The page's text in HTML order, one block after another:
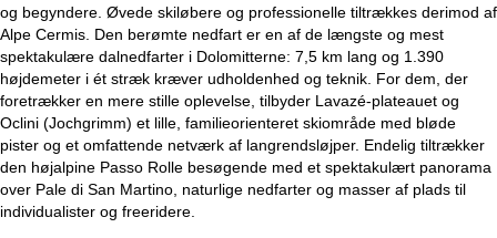
og begyndere. Øvede skiløbere og professionelle tiltrækkes derimod af
Alpe Cermis. Den berømte nedfart er en af de længste og mest
spektakulære dalnedfarter i Dolomitterne: 7,5 km lang og 1.390
højdemeter i ét stræk kræver udholdenhed og teknik. For dem, der
foretrækker en mere stille oplevelse, tilbyder Lavazé-plateauet og
Oclini (Jochgrimm) et lille, familieorienteret skiområde med bløde
pister og et omfattende netværk af langrendsløjper. Endelig tiltrækker
den højalpine Passo Rolle besøgende med et spektakulært panorama
over Pale di San Martino, naturlige nedfarter og masser af plads til
individualister og freeridere.